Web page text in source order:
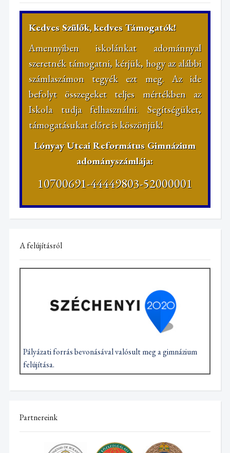
Kedves Szülők, kedves Támogatók!
Amennyiben iskolánkat adománnyal
szeretnék támogatni, kérjük, hogy az alábbi
számlaszámon tegyék ezt meg. Az ide
befolyt összegeket teljes mértékben az
Iskola tudja felhasználni. Segítségüket,
támogatásukat előre is köszönjük!
Lónyay Utcai Református Gimnázium
adományszámlája:
10700691-44449803-52000001
A felújításról
Pályázati forrás bevonásával valósult meg a gimnázium
felújítása.
Partnereink